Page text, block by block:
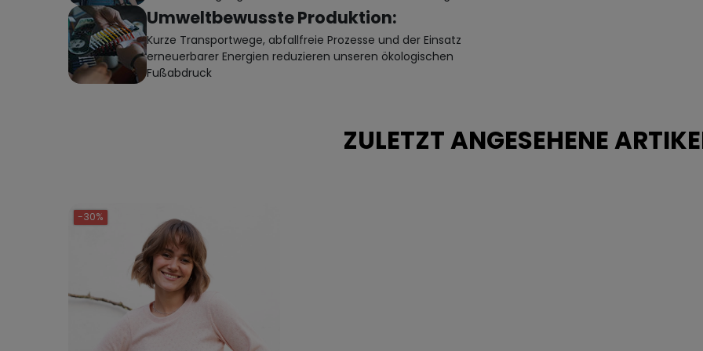
Umweltbewusste Produktion:
Kurze Transportwege, abfallfreie Prozesse und der Einsatz
erneuerbarer Energien reduzieren unseren ökologischen
Fußabdruck
ZULETZT ANGESEHENE
-30%